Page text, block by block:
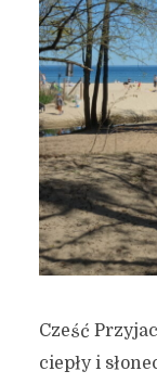
Cześć
ciepły i